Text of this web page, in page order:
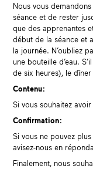
Nous vous
séance et de rester
que des apprenantes
début de la séance et
la journée. N’oubliez
une bouteille d’eau.
de six heures), le
Contenu :
Si vous souhaitez
Confirmation :
Si vous ne pouvez
avisez-nous en
Finalement, nous